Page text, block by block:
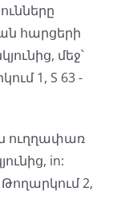
հարցերի
մեջ՝
1, S 63 -
ուղղափառ
in:
Թողարկում 2,